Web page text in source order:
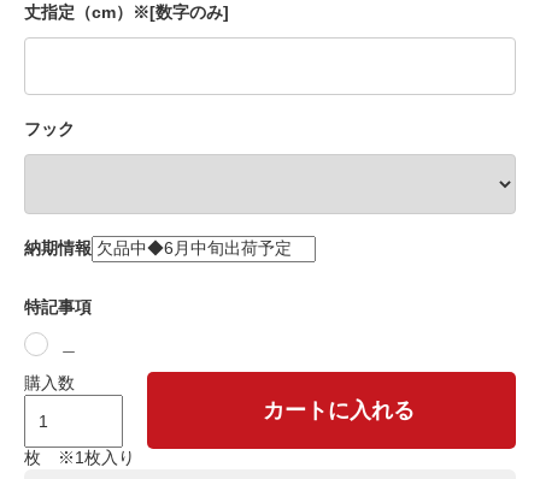
丈指定（cm）※[数字のみ]
フック
納期情報
特記事項
購入数
枚 ※1枚入り
カートに入れる